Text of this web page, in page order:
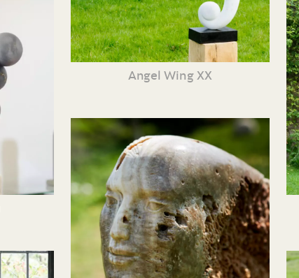
Angel Wing XX